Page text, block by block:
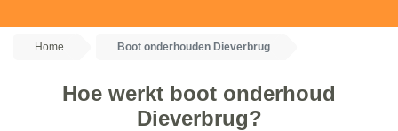
Home Boot onderhouden Dieverbrug
Hoe werkt boot onderhoud
Dieverbrug?